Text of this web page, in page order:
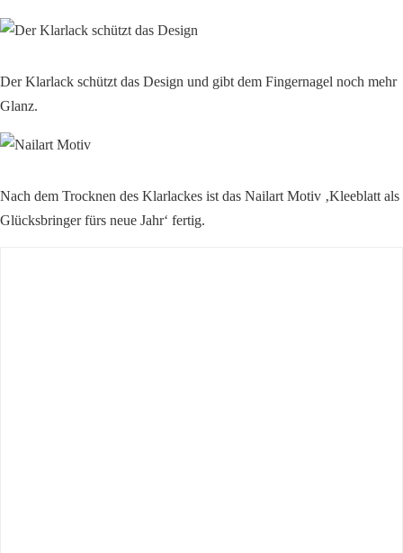
Der Klarlack schützt das Design und gibt dem Fingernagel noch mehr
Glanz.
Nach dem Trocknen des Klarlackes ist das Nailart Motiv ‚Kleeblatt als
Glücksbringer fürs neue Jahr‘ fertig.